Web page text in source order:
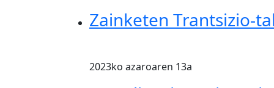
Zainketen Trantsizio-
2023ko azaroaren 13a